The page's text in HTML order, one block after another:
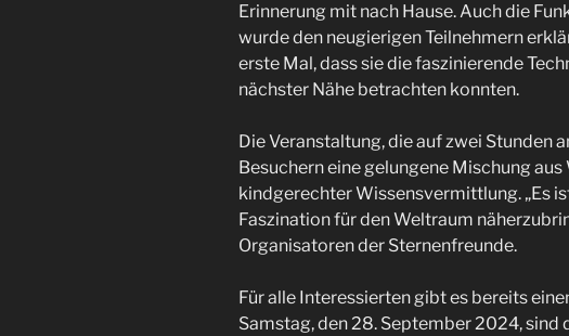
Erinnerung mit nach Hause. Auch die
wurde den neugierigen Teilnehmern
erste Mal, dass sie die faszinierende
nächster Nähe betrachten konnten.
Die Veranstaltung, die auf zwei Stunden
Besuchern eine gelungene Mischung
kindgerechter Wissensvermittlung. „Es
Faszination für den Weltraum
Organisatoren der Sternenfreunde.
Für alle Interessierten gibt es bereits
Samstag, den 28. September 2024, sind